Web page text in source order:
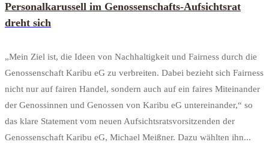
Personalkarussell im Genossenschafts-Aufsichtsrat
dreht sich
„Mein Ziel ist, die Ideen von Nachhaltigkeit und Fairness durch die
Genossenschaft Karibu eG zu verbreiten. Dabei bezieht sich Fairness
nicht nur auf fairen Handel, sondern auch auf ein faires Miteinander
der Genossinnen und Genossen von Karibu eG untereinander,“ so
das klare Statement vom neuen Aufsichtsratsvorsitzenden der
Genossenschaft Karibu eG, Michael Meißner. Dazu wählten ihn...